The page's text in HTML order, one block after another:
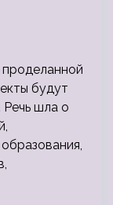
будут
Речь шла о